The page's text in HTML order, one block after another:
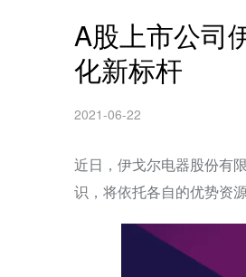
A股上市公司
化新标杆
2021-06-22
近日，伊戈尔电器股份有
识，将依托各自的优势资